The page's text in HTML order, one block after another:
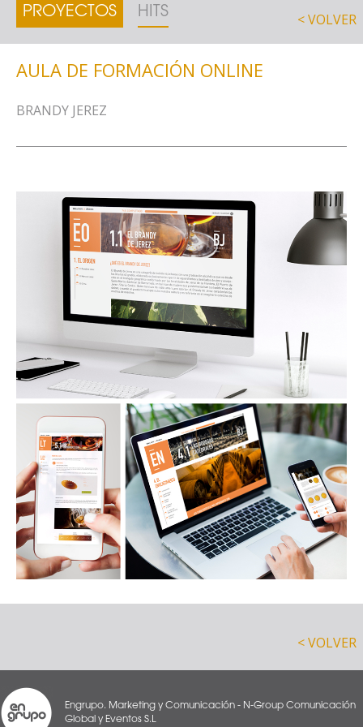
PROYECTOS HITS < VOLVER
AULA DE FORMACIÓN ONLINE
BRANDY JEREZ
< VOLVER
Engrupo. Marketing y Comunicación - N-Group Comunicación
Global y Eventos S.L